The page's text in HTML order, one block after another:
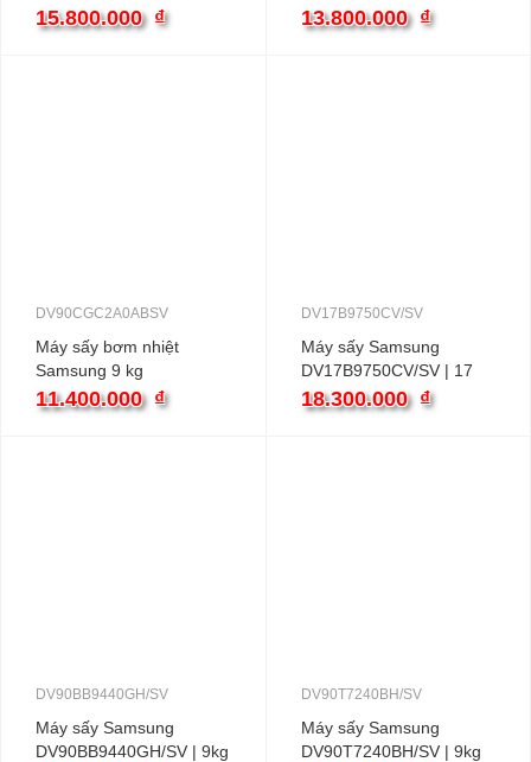
10kg bơm nhiệt inverter
15.800.000 ₫
bơm nhiệt inverter
13.800.000 ₫
DV90CGC2A0ABSV
Máy sấy bơm nhiệt
Samsung 9 kg
DV90CGC2A0ABSV
11.400.000 ₫
DV17B9750CV/SV
Máy sấy Samsung
DV17B9750CV/SV | 17
Kg Bơm nhiệt
18.300.000 ₫
DV90BB9440GH/SV
Máy sấy Samsung
DV90BB9440GH/SV | 9kg
DV90T7240BH/SV
Máy sấy Samsung
DV90T7240BH/SV | 9kg